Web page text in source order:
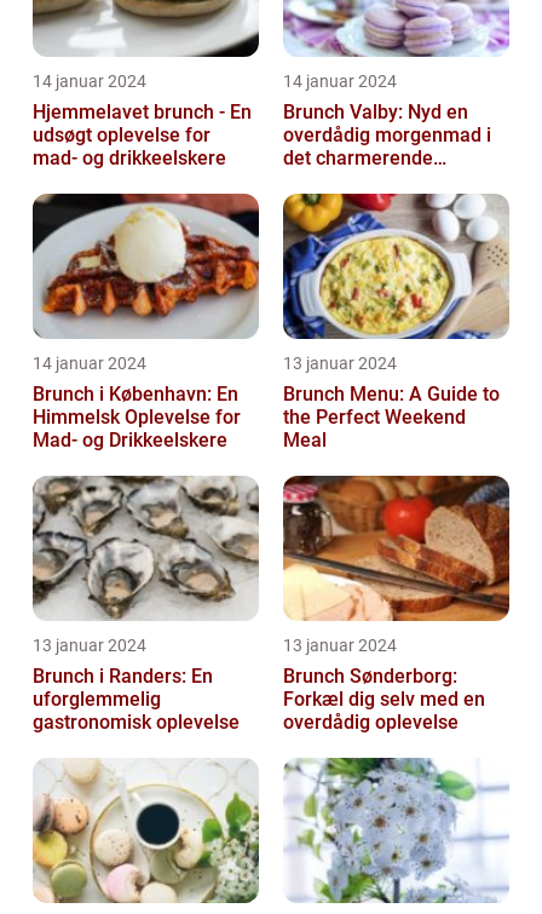
14 januar 2024
Hjemmelavet brunch - En
udsøgt oplevelse for
mad- og drikkeelskere
14 januar 2024
Brunch Valby: Nyd en
overdådig morgenmad i
det charmerende
14 januar 2024
Brunch i København: En
Himmelsk Oplevelse for
Mad- og Drikkeelskere
13 januar 2024
Brunch Menu: A Guide to
the Perfect Weekend
Meal
13 januar 2024
Brunch i Randers: En
uforglemmelig
gastronomisk oplevelse
13 januar 2024
Brunch Sønderborg:
Forkæl dig selv med en
overdådig oplevelse